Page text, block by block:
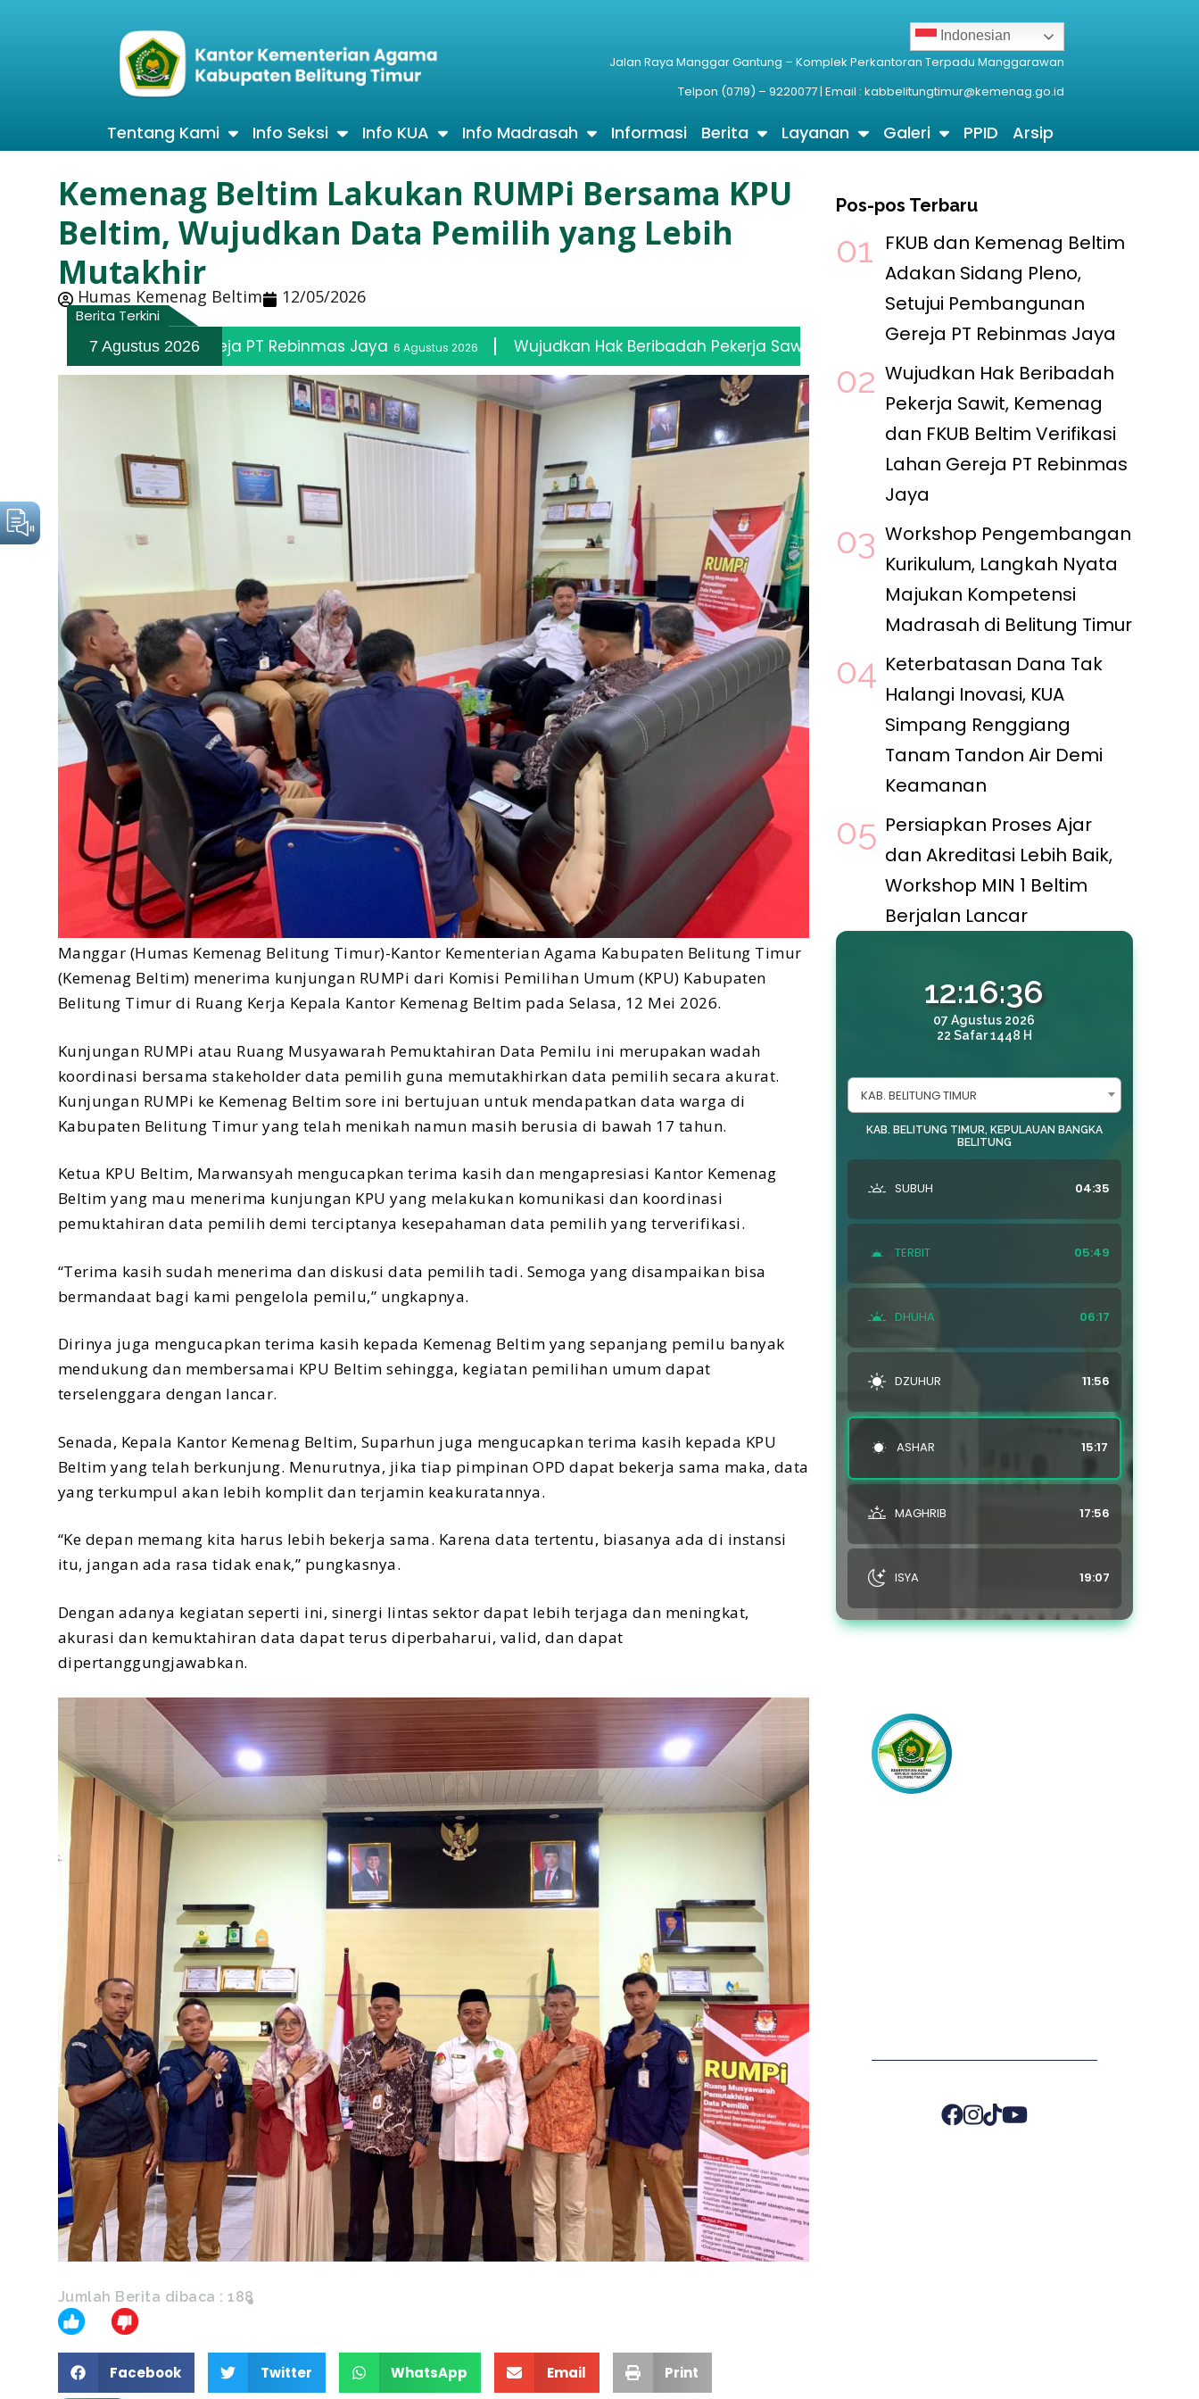
Jalan Raya Manggar Gantung – Komplek Perkantoran Terpadu Manggarawan
Telpon (0719) – 9220077 | Email : kabbelitungtimur@kemenag.go.id
Indonesian
Tentang Kami Info Seksi Info KUA Info Madrasah Informasi Berita Layanan Galeri PPID Arsip
Kemenag Beltim Lakukan RUMPi Bersama KPU
Beltim, Wujudkan Data Pemilih yang Lebih
Mutakhir
Humas Kemenag Beltim 12/05/2026
Berita Terkini
7 Agustus 2026
PT Rebinmas Jaya 6 Agustus 2026 Wujudkan Hak Beribadah Pekerja Sawit, Kemenag Dan FKUB Beltim Verifikasi Lahan Gereja PT Rebinmas Jaya
Manggar (Humas Kemenag Belitung Timur)-Kantor Kementerian Agama Kabupaten Belitung Timur
(Kemenag Beltim) menerima kunjungan RUMPi dari Komisi Pemilihan Umum (KPU) Kabupaten
Belitung Timur di Ruang Kerja Kepala Kantor Kemenag Beltim pada Selasa, 12 Mei 2026.
Kunjungan RUMPi atau Ruang Musyawarah Pemuktahiran Data Pemilu ini merupakan wadah
koordinasi bersama stakeholder data pemilih guna memutakhirkan data pemilih secara akurat.
Kunjungan RUMPi ke Kemenag Beltim sore ini bertujuan untuk mendapatkan data warga di
Kabupaten Belitung Timur yang telah menikah namun masih berusia di bawah 17 tahun.
Ketua KPU Beltim, Marwansyah mengucapkan terima kasih dan mengapresiasi Kantor Kemenag
Beltim yang mau menerima kunjungan KPU yang melakukan komunikasi dan koordinasi
pemuktahiran data pemilih demi terciptanya kesepahaman data pemilih yang terverifikasi.
“Terima kasih sudah menerima dan diskusi data pemilih tadi. Semoga yang disampaikan bisa
bermandaat bagi kami pengelola pemilu,” ungkapnya.
Dirinya juga mengucapkan terima kasih kepada Kemenag Beltim yang sepanjang pemilu banyak
mendukung dan membersamai KPU Beltim sehingga, kegiatan pemilihan umum dapat
terselenggara dengan lancar.
Senada, Kepala Kantor Kemenag Beltim, Suparhun juga mengucapkan terima kasih kepada KPU
Beltim yang telah berkunjung. Menurutnya, jika tiap pimpinan OPD dapat bekerja sama maka, data
yang terkumpul akan lebih komplit dan terjamin keakuratannya.
“Ke depan memang kita harus lebih bekerja sama. Karena data tertentu, biasanya ada di instansi
itu, jangan ada rasa tidak enak,” pungkasnya.
Dengan adanya kegiatan seperti ini, sinergi lintas sektor dapat lebih terjaga dan meningkat,
akurasi dan kemuktahiran data dapat terus diperbaharui, valid, dan dapat
dipertanggungjawabkan.
Jumlah Berita dibaca : 188
Facebook Twitter WhatsApp Email Print
Pos-pos Terbaru
FKUB dan Kemenag Beltim
Adakan Sidang Pleno,
Setujui Pembangunan
Gereja PT Rebinmas Jaya
Wujudkan Hak Beribadah
Pekerja Sawit, Kemenag
dan FKUB Beltim Verifikasi
Lahan Gereja PT Rebinmas
Jaya
Workshop Pengembangan
Kurikulum, Langkah Nyata
Majukan Kompetensi
Madrasah di Belitung Timur
Keterbatasan Dana Tak
Halangi Inovasi, KUA
Simpang Renggiang
Tanam Tandon Air Demi
Keamanan
Persiapkan Proses Ajar
dan Akreditasi Lebih Baik,
Workshop MIN 1 Beltim
Berjalan Lancar
12:16:37
07 Agustus 2026
22 Safar 1448 H
KAB. BELITUNG TIMUR
KAB. BELITUNG TIMUR, KEPULAUAN BANGKA
BELITUNG
SUBUH 04:35
TERBIT 05:49
DHUHA 06:17
DZUHUR 11:56
ASHAR 15:17
MAGHRIB 17:56
ISYA 19:07